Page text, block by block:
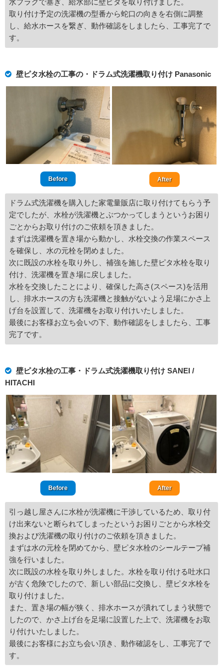
水プラグで塞ぎ、給水部に壁ピタを取り付けました。
取り付け予定の洗濯機の型番から蛇口の向きを右側に調整
し、給水ホースを繋ぎ、動作確認をしましたら、工事完了で
す。
壁ピタ水栓の工事の・ドラム式洗濯機取り付け Panasonic
Before After
ドラム式洗濯機を購入した家電量販店に取り付けてもらう予
定でしたが、水栓が洗濯機とぶつかってしまうというお困り
ごとからお取り付けのご依頼を頂きました。
まずは洗濯機を置き場から動かし、水栓交換の作業スペース
を確保し、水の元栓を閉めました。
次に既設の水栓を取り外し、補強を施した壁ピタ水栓を取り
付け、洗濯機を置き場に戻しました。
水栓を交換したことにより、確保した高さ(スペース)を活用
し、排水ホースの方も洗濯機と接触がないよう足場にかさ上
げ台を設置して、洗濯機をお取り付けいたしました。
最後にお客様お立ち会いの下、動作確認をしましたら、工事
完了です。
壁ピタ水栓の工事・ドラム式洗濯機取り付け SANEI /
HITACHI
Before After
引っ越し屋さんに水栓が洗濯機に干渉しているため、取り付
け出来ないと断られてしまったというお困りごとから水栓交
換および洗濯機の取り付けのご依頼を頂きました。
まずは水の元栓を閉めてから、壁ピタ水栓のシールテープ補
強を行いました。
次に既設の水栓を取り外しました。水栓を取り付ける吐水口
が古く危険でしたので、新しい部品に交換し、壁ピタ水栓を
取り付けました。
また、置き場の幅が狭く、排水ホースが潰れてしまう状態で
したので、かさ上げ台を足場に設置した上で、洗濯機をお取
り付けいたしました。
最後にお客様にお立ち会い頂き、動作確認をし、工事完了で
す。